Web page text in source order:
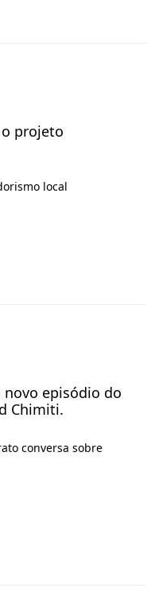
o projeto
local
novo episódio do
Chimiti.
conversa sobre